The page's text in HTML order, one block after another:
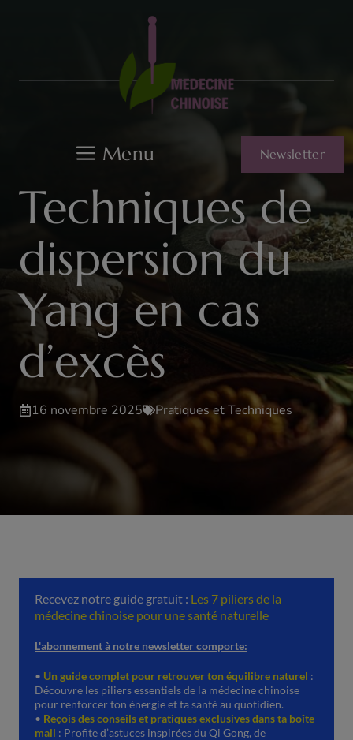
Menu Newsletter
Techniques de
dispersion du
Yang en cas
d’excès
16 novembre 2025 Pratiques et Techniques